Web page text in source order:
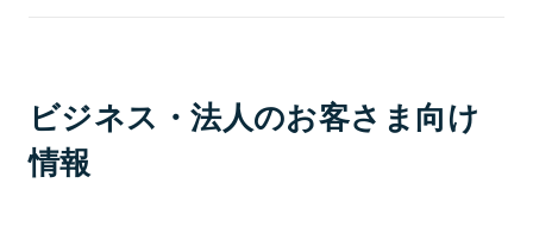
ビジネス・法人のお客さま向け
情報